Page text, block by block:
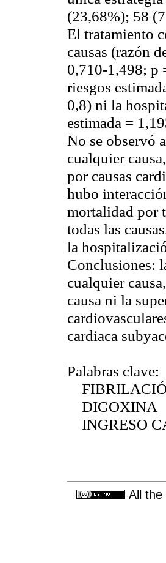
(23,68%); 58
El tratamiento
causas (razón
0,710-1,498; p
riesgos
0,8) ni la
estimada =
No se observó
cualquier
por causas
hubo
mortalidad por
todas las
la
Conclusiones:
cualquier
causa ni la
cardiaca
Palabras clave:
DIGOXINA
INGRESO
All the